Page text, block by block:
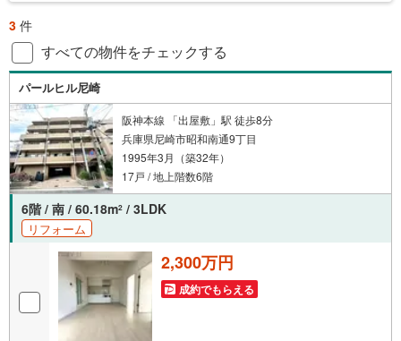
3 件
すべての物件をチェックする
パールヒル尼崎
阪神本線 「出屋敷」駅 徒歩8分
兵庫県尼崎市昭和南通9丁目
1995年3月（築32年）
17戸 / 地上階数6階
6階 / 南 / 60.18m2 / 3LDK
リフォーム
2,300万円
成約でもらえる